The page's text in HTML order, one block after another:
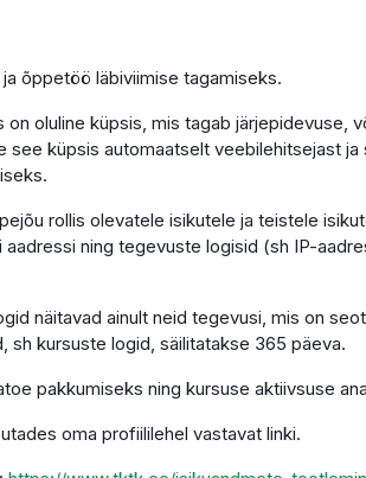
õppetöö läbiviimise tagamiseks.
oluline küpsis, mis tagab järjepidevuse,
küpsis automaatselt veebilehitsejast
rollis olevatele isikutele ja teistele
ning tegevuste logisid (sh IP-
näitavad ainult neid tegevusi, mis on
sh kursuste logid, säilitatakse 365 päeva.
pakkumiseks ning kursuse aktiivsuse
oma profiililehel vastavat linki.